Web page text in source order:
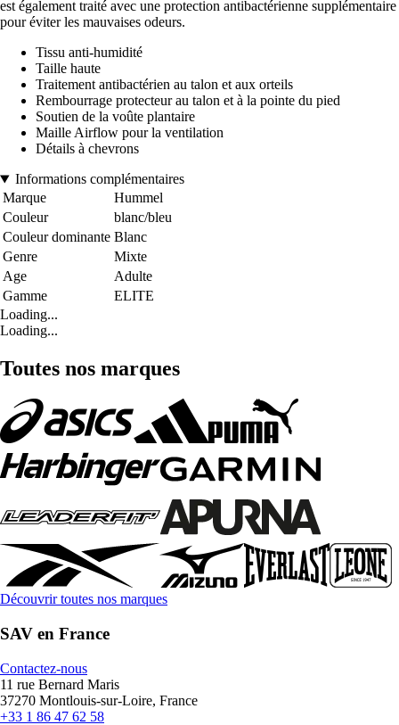
est également traité avec une protection antibactérienne supplémentaire
pour éviter les mauvaises odeurs.
Tissu anti-humidité
Taille haute
Traitement antibactérien au talon et aux orteils
Rembourrage protecteur au talon et à la pointe du pied
Soutien de la voûte plantaire
Maille Airflow pour la ventilation
Détails à chevrons
Informations complémentaires
Marque
Hummel
Couleur
blanc/bleu
Couleur dominante Blanc
Genre
Mixte
Age
Adulte
Gamme
ELITE
Loading...
Loading...
Toutes nos marques
Découvrir toutes nos marques
SAV en France
Contactez-nous
11 rue Bernard Maris
37270 Montlouis-sur-Loire, France
+33 1 86 47 62 58